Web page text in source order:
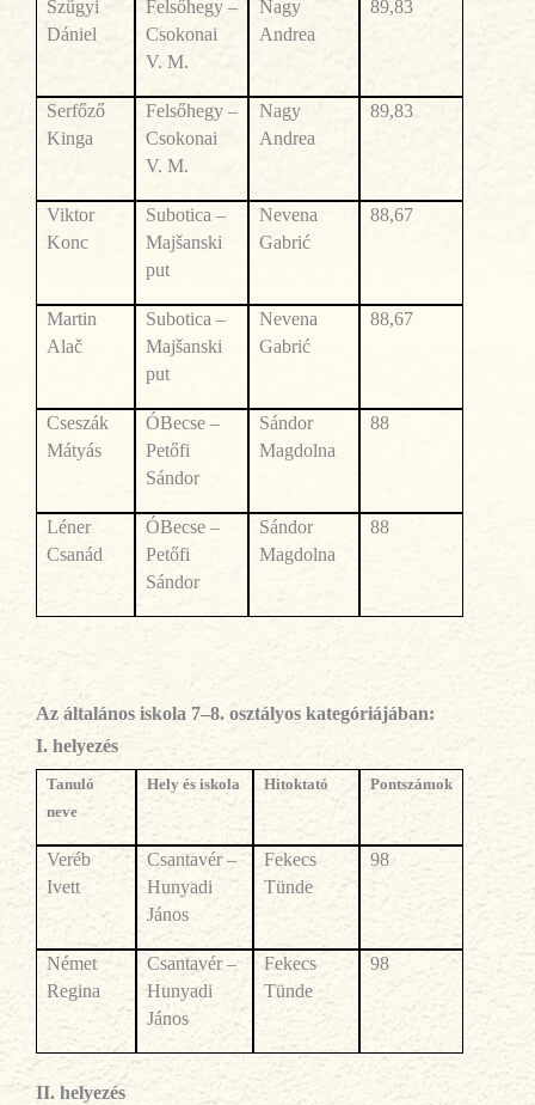
Szűgyi
Dániel
Felsőhegy –
Csokonai
V. M.
Nagy
Andrea
89,83
Serfőző
Kinga
Felsőhegy –
Csokonai
V. M.
Nagy
Andrea
89,83
Viktor
Konc
Subotica –
Majšanski
put
Nevena
Gabrić
88,67
Martin
Alač
Subotica –
Majšanski
put
Nevena
Gabrić
88,67
Cseszák
Mátyás
ÓBecse –
Petőfi
Sándor
Sándor
Magdolna
88
Léner
Csanád
ÓBecse –
Petőfi
Sándor
Sándor
Magdolna
88
Az általános iskola 7–8. osztályos kategóriájában:
I. helyezés
Tanuló
neve
Hely és iskola Hitoktató Pontszámok
Veréb
Ivett
Csantavér –
Hunyadi
János
Fekecs
Tünde
98
Német
Regina
Csantavér –
Hunyadi
János
Fekecs
Tünde
98
II. helyezés